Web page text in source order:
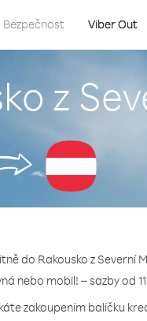
Bezpečnost Viber Out
z
do Rakousko z Severní
nebo mobil! – sazby od
zakoupením balíčku